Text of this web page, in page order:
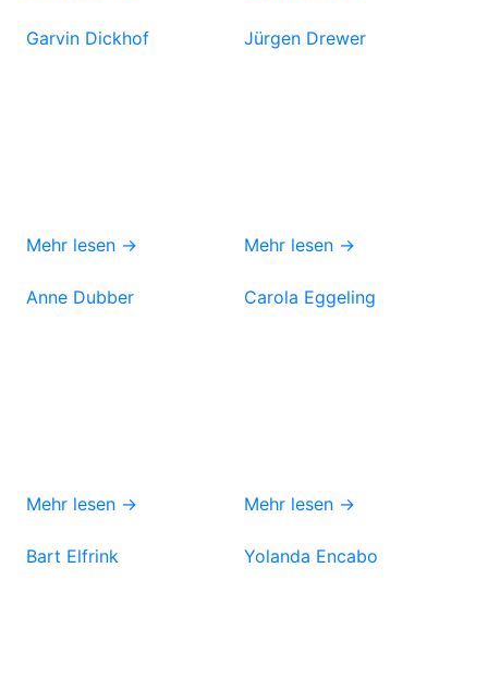
Garvin Dickhof
Mehr lesen →
Jürgen Drewer
Mehr lesen →
Anne Dubber
Mehr lesen →
Carola Eggeling
Mehr lesen →
Bart Elfrink Yolanda Encabo